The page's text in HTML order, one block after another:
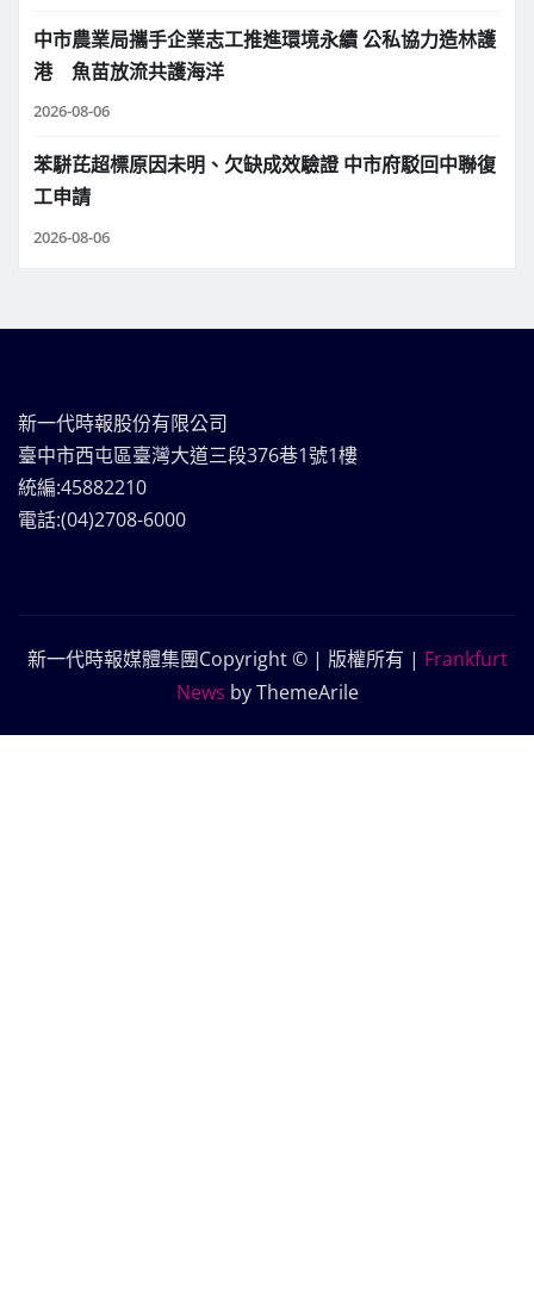
中市農業局攜手企業志工推進環境永續 公私協力造林護
港 魚苗放流共護海洋
2026-08-06
苯駢芘超標原因未明、欠缺成效驗證 中市府駁回中聯復
工申請
2026-08-06
新一代時報股份有限公司
臺中市西屯區臺灣大道三段376巷1號1樓
統編:45882210
電話:(04)2708-6000
新一代時報媒體集團Copyright © | 版權所有 | Frankfurt
News by ThemeArile